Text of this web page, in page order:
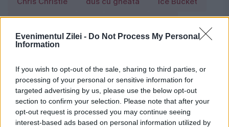
Evenimentul Zilei - Do Not Process My Personal
Information
If you wish to opt-out of the sale, sharing to third parties, or
processing of your personal or sensitive information for
targeted advertising by us, please use the below opt-out
section to confirm your selection. Please note that after your
opt-out request is processed you may continue seeing
interest-based ads based on personal information utilized by
Mark Zuckerberg Oprah provocare